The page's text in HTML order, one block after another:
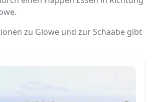
zu Glowe und zur Schaabe gibt